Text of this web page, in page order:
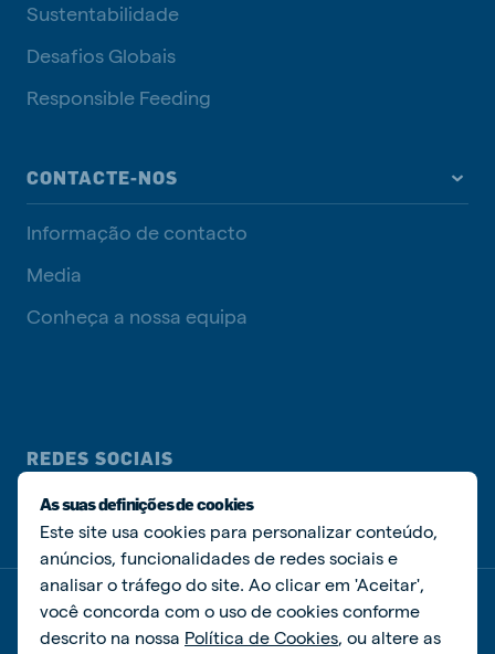
Sustentabilidade
Desafios Globais
Responsible Feeding
CONTACTE-NOS
Informação de contacto
Media
Conheça a nossa equipa
REDES SOCIAIS
Política de privacidadePolítica de cookies
Livro de Reclamações Gerir cookies
As suas definições de cookies
Este site usa cookies para personalizar conteúdo,
anúncios, funcionalidades de redes sociais e
analisar o tráfego do site. Ao clicar em 'Aceitar',
você concorda com o uso de cookies conforme
descrito na nossa Política de Cookies, ou altere as